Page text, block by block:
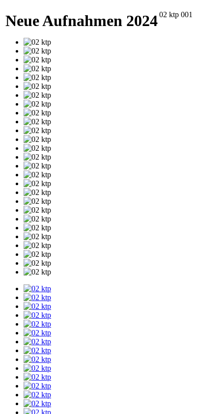
Neue Aufnahmen 202402 ktp 001